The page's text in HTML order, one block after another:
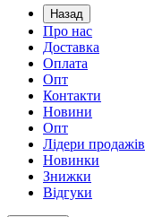
Назад
Про нас
Доставка
Оплата
Опт
Контакти
Новини
Опт
Лідери продажів
Новинки
Знижки
Відгуки